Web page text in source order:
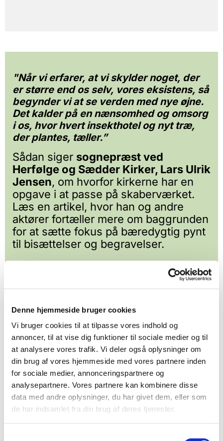
Denne hjemmeside bruger cookies
Vi bruger cookies til at tilpasse vores indhold og
annoncer, til at vise dig funktioner til sociale medier og til
at analysere vores trafik. Vi deler også oplysninger om
din brug af vores hjemmeside med vores partnere inden
for sociale medier, annonceringspartnere og
analysepartnere. Vores partnere kan kombinere disse
data med andre oplysninger, du har givet dem, eller som
de har indsamlet fra din brug af deres tjenester.
"Når vi erfarer, at vi skylder noget, der
er større end os selv, vores eksistens, så
begynder vi at se verden med nye øjne.
Det kalder på en nænsomhed og omsorg
i os, hvor hvert insekthotel og nyt træ,
der plantes, tæller.”
Sådan siger sognepræst ved
Herfølge og Sædder Kirker, Lars Ulrik
Jensen, om hvorfor kirkerne har en
opgave i at passe på skaberværket.
Læs en artikel, hvor han og andre
aktører fortæller mere om baggrunden
for at sætte fokus på bæredygtig pynt
til bisættelser og begravelser.
Jeg vil gerne læse artiklen